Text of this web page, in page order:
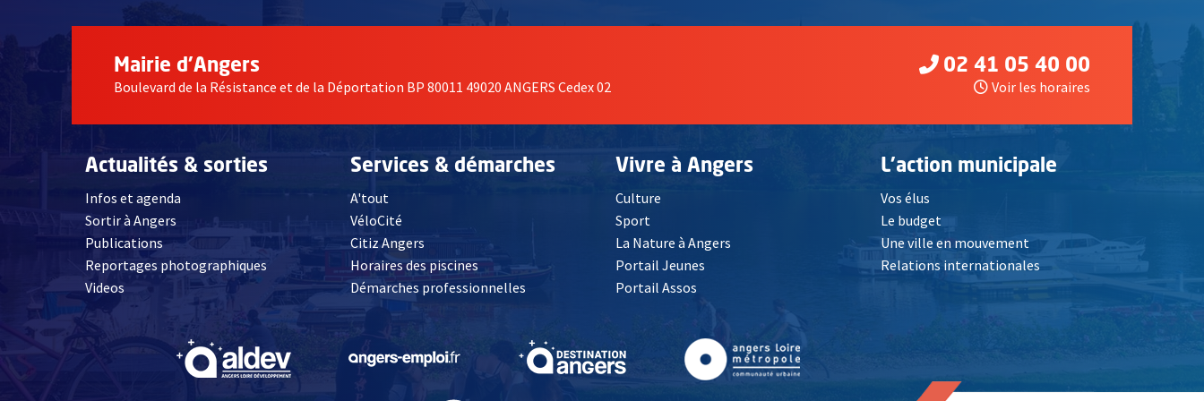
Mairie d'Angers
Boulevard de la Résistance et de la Déportation BP 80011 49020 ANGERS Cedex 02
02 41 05 40 00
Voir les horaires
Actualités & sorties
Infos et agenda
Sortir à Angers
Publications
Reportages photographiques
Videos, Ouvre une nouvelle fenêtre
Services & démarches
A'tout
VéloCité
Citiz Angers , Ouvre une nouvelle fenêtre
Horaires des piscines
Démarches professionnelles
Vivre à Angers
Culture
Sport
La Nature à Angers
Portail Jeunes
Portail Assos
L'action municipale
Vos élus
Le budget
Une ville en mouvement
Relations internationales
, Ouvre une nouvelle fenêtre , Ouvre une nouvelle fenêtre , Ouvre une nouvelle fenêtre, Ouvre une nouvelle fenêtre